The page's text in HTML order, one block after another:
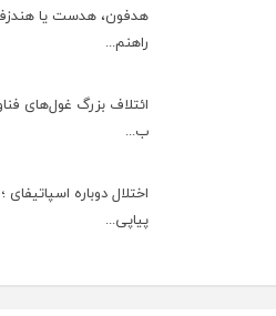
هدفون، هدست یا
راهنم...
ائتلاف بزرگ غول‌های
ب...
اختلال دوباره
پیاپی...